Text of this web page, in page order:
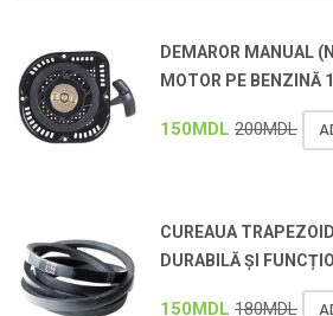
DEMAROR MANUAL
MOTOR PE BENZINĂ
150MDL 200MDL
CUREAUA
DURABILĂ ȘI
150MDL 180MDL